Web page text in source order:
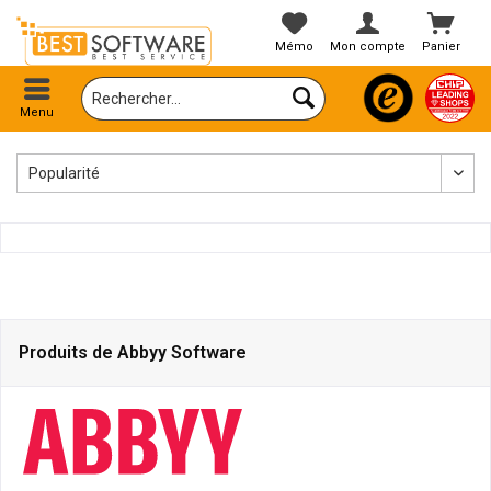
Panier
Mémo Mon compte
Menu
Produits de Abbyy Software